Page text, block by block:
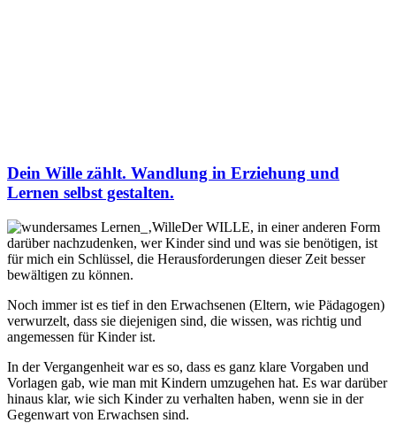
Dein Wille zählt. Wandlung in Erziehung und
Lernen selbst gestalten.
Der WILLE, in einer anderen Form
darüber nachzudenken, wer Kinder sind und was sie benötigen, ist
für mich ein Schlüssel, die Herausforderungen dieser Zeit besser
bewältigen zu können.
Noch immer ist es tief in den Erwachsenen (Eltern, wie Pädagogen)
verwurzelt, dass sie diejenigen sind, die wissen, was richtig und
angemessen für Kinder ist.
In der Vergangenheit war es so, dass es ganz klare Vorgaben und
Vorlagen gab, wie man mit Kindern umzugehen hat. Es war darüber
hinaus klar, wie sich Kinder zu verhalten haben, wenn sie in der
Gegenwart von Erwachsen sind.